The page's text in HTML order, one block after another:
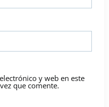
y web en este
que comente.